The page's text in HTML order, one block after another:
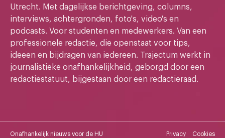
Utrecht. Met dagelijkse berichtgeving, columns,
interviews, achtergronden, foto's, video's en
podcasts. Voor studenten en medewerkers. Van een
professionele redactie, die openstaat voor tips,
ideeen en bijdragen van iedereen. Trajectum werkt in
journalistieke onafhankelijkheid, geborgd door een
redactiestatuut, bijgestaan door een redactieraad.
Onafhankelijk nieuws voor de HU Privacy Cookies